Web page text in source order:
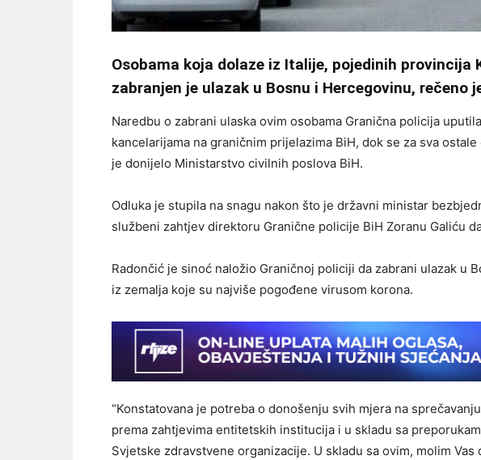
Osobama koja dolaze iz Italije, pojedinih provincija
zabranjen je ulazak u Bosnu i Hercegovinu, rečeno
Naredbu o zabrani ulaska ovim osobama Granična policija
kancelarijama na graničnim prijelazima BiH, dok se za sva
je donijelo Ministarstvo civilnih poslova BiH.
Odluka je stupila na snagu nakon što je državni ministar
službeni zahtjev direktoru Granične policije BiH Zoranu Galiću
Radončić je sinoć naložio Graničnoj policiji da zabrani ulazak u
iz zemalja koje su najviše pogođene virusom korona.
“Konstatovana je potreba o donošenju svih mjera na
prema zahtjevima entitetskih institucija i u skladu sa
Svjetske zdravstvene organizacije. U skladu sa ovim, molim